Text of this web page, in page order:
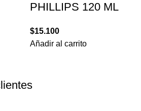
PHILLIPS 120 ML
$15.100
Añadir al carrito